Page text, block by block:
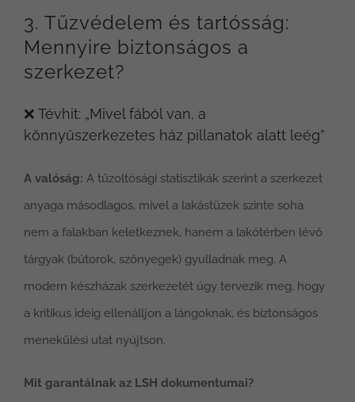
3. Tűzvédelem és tartósság:
Mennyire biztonságos a
szerkezet?
❌ Tévhit: „Mivel fából van, a
könnyűszerkezetes ház pillanatok alatt leég”
A valóság: A tűzoltósági statisztikák szerint a szerkezet
anyaga másodlagos, mivel a lakástüzek szinte soha
nem a falakban keletkeznek, hanem a lakótérben lévő
tárgyak (bútorok, szőnyegek) gyulladnak meg. A
modern készházak szerkezetét úgy tervezik meg, hogy
a kritikus ideig ellenálljon a lángoknak, és biztonságos
menekülési utat nyújtson.
Mit garantálnak az LSH dokumentumai?